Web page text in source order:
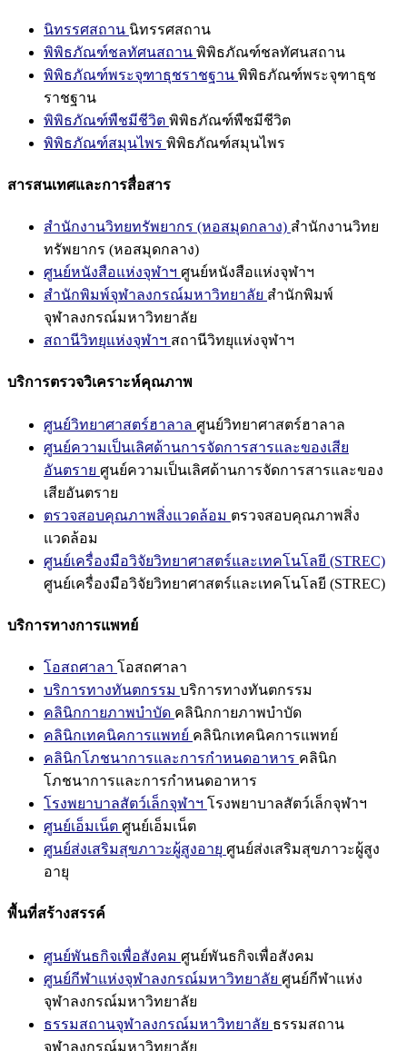
นิทรรศสถาน นิทรรศสถาน
พิพิธภัณฑ์ชลทัศนสถาน พิพิธภัณฑ์ชลทัศนสถาน
พิพิธภัณฑ์พระจุฑาธุชราชฐาน พิพิธภัณฑ์พระจุฑาธุช
ราชฐาน
พิพิธภัณฑ์พืชมีชีวิต พิพิธภัณฑ์พืชมีชีวิต
พิพิธภัณฑ์สมุนไพร พิพิธภัณฑ์สมุนไพร
สารสนเทศและการสื่อสาร
สำนักงานวิทยทรัพยากร (หอสมุดกลาง) สำนักงานวิทย
ทรัพยากร (หอสมุดกลาง)
ศูนย์หนังสือแห่งจุฬาฯ ศูนย์หนังสือแห่งจุฬาฯ
สำนักพิมพ์จุฬาลงกรณ์มหาวิทยาลัย สำนักพิมพ์
จุฬาลงกรณ์มหาวิทยาลัย
สถานีวิทยุแห่งจุฬาฯ สถานีวิทยุแห่งจุฬาฯ
บริการตรวจวิเคราะห์คุณภาพ
ศูนย์วิทยาศาสตร์ฮาลาล ศูนย์วิทยาศาสตร์ฮาลาล
ศูนย์ความเป็นเลิศด้านการจัดการสารและของเสีย
อันตราย ศูนย์ความเป็นเลิศด้านการจัดการสารและของ
เสียอันตราย
ตรวจสอบคุณภาพสิ่งแวดล้อม ตรวจสอบคุณภาพสิ่ง
แวดล้อม
ศูนย์เครื่องมือวิจัยวิทยาศาสตร์และเทคโนโลยี (STREC)
ศูนย์เครื่องมือวิจัยวิทยาศาสตร์และเทคโนโลยี (STREC)
บริการทางการแพทย์
โอสถศาลา โอสถศาลา
บริการทางทันตกรรม บริการทางทันตกรรม
คลินิกกายภาพบำบัด คลินิกกายภาพบำบัด
คลินิกเทคนิคการแพทย์ คลินิกเทคนิคการแพทย์
คลินิกโภชนาการและการกำหนดอาหาร คลินิก
โภชนาการและการกำหนดอาหาร
โรงพยาบาลสัตว์เล็กจุฬาฯ โรงพยาบาลสัตว์เล็กจุฬาฯ
ศูนย์เอ็มเน็ต ศูนย์เอ็มเน็ต
ศูนย์ส่งเสริมสุขภาวะผู้สูงอายุ ศูนย์ส่งเสริมสุขภาวะผู้สูง
อายุ
พื้นที่สร้างสรรค์
ศูนย์พันธกิจเพื่อสังคม ศูนย์พันธกิจเพื่อสังคม
ศูนย์กีฬาแห่งจุฬาลงกรณ์มหาวิทยาลัย ศูนย์กีฬาแห่ง
จุฬาลงกรณ์มหาวิทยาลัย
ธรรมสถานจุฬาลงกรณ์มหาวิทยาลัย ธรรมสถาน
จุฬาลงกรณ์มหาวิทยาลัย